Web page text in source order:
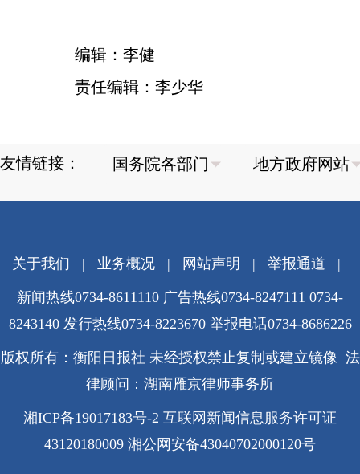
编辑：李健
责任编辑：李少华
友情链接：
关于我们 | 业务概况| 网站声明 | 举报通道 |
新闻热线0734-8611110 广告热线0734-8247111 0734-
8243140 发行热线0734-8223670 举报电话0734-8686226
版权所有：衡阳日报社 未经授权禁止复制或建立镜像 法
律顾问：湖南雁京律师事务所
湘ICP备19017183号-2 互联网新闻信息服务许可证
43120180009 湘公网安备43040702000120号